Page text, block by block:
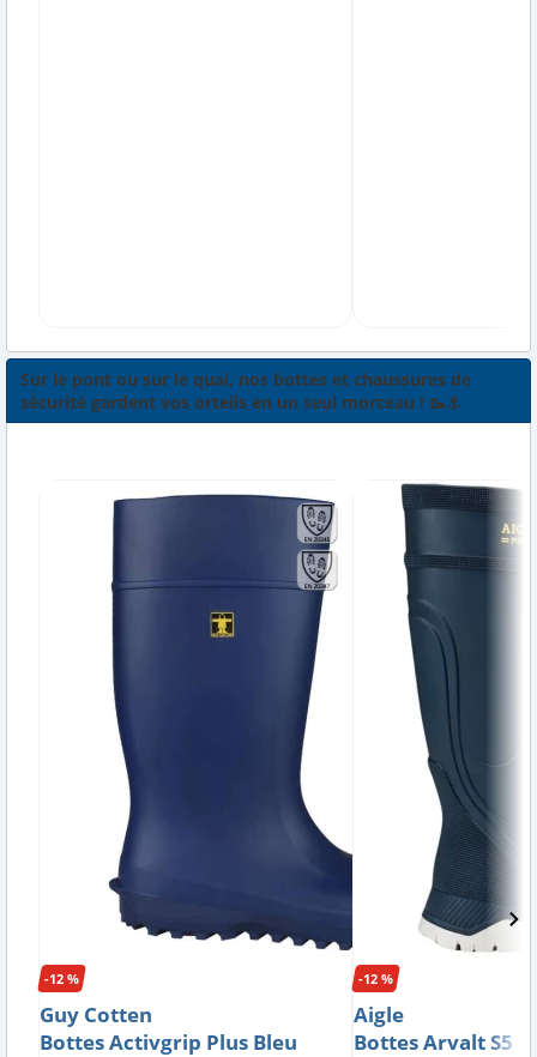
Sur le pont ou sur le quai, nos bottes et chaussures de
sécurité gardent vos orteils en un seul morceau ! 🥾⚓
-12 %
Guy Cotten
Bottes Activgrip Plus Bleu
-12 %
Aigle
Bottes Arvalt S5